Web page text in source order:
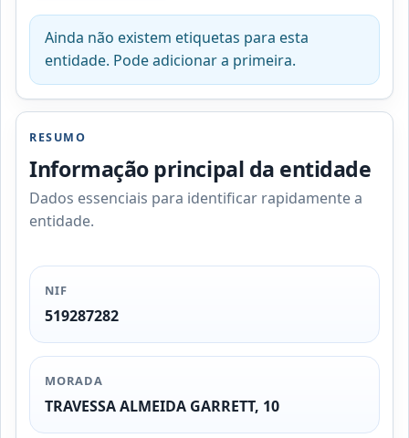
Ainda não existem etiquetas para esta
entidade. Pode adicionar a primeira.
RESUMO
Informação principal da entidade
Dados essenciais para identificar rapidamente a
entidade.
NIF
519287282
MORADA
TRAVESSA ALMEIDA GARRETT, 10